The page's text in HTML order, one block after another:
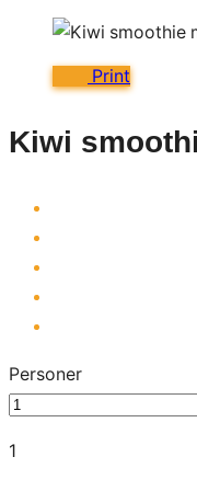
Print
Kiwi
Personer
1